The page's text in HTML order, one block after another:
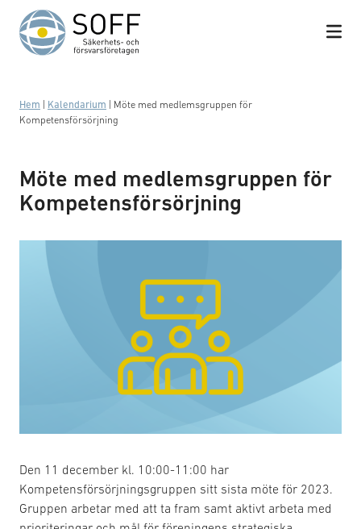
Hoppa till innehåll
Hem Kalendarium
Möte med medlemsgruppen för
Kompetensförsörjning
Möte med medlemsgruppen för
Kompetensförsörjning
Den 11 december kl. 10:00-11:00 har
Kompetensförsörjningsgruppen sitt sista möte för 2023.
Gruppen arbetar med att ta fram samt aktivt arbeta med